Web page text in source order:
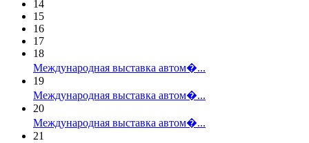
14
15
16
17
18
Международная выставка автом�...
19
Международная выставка автом�...
20
Международная выставка автом�...
21